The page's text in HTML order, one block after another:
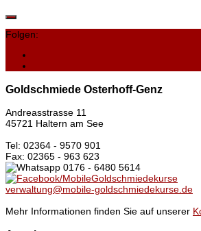
Folgen:
Goldschmiede Osterhoff-Genz
Andreasstrasse 11
45721 Haltern am See
Tel: 02364 - 9570 901
Fax: 02365 - 963 623
0176 - 6480 5614
/MobileGoldschmiedekurse
verwaltung@mobile-goldschmiedekurse.de
Mehr Informationen finden Sie auf unserer